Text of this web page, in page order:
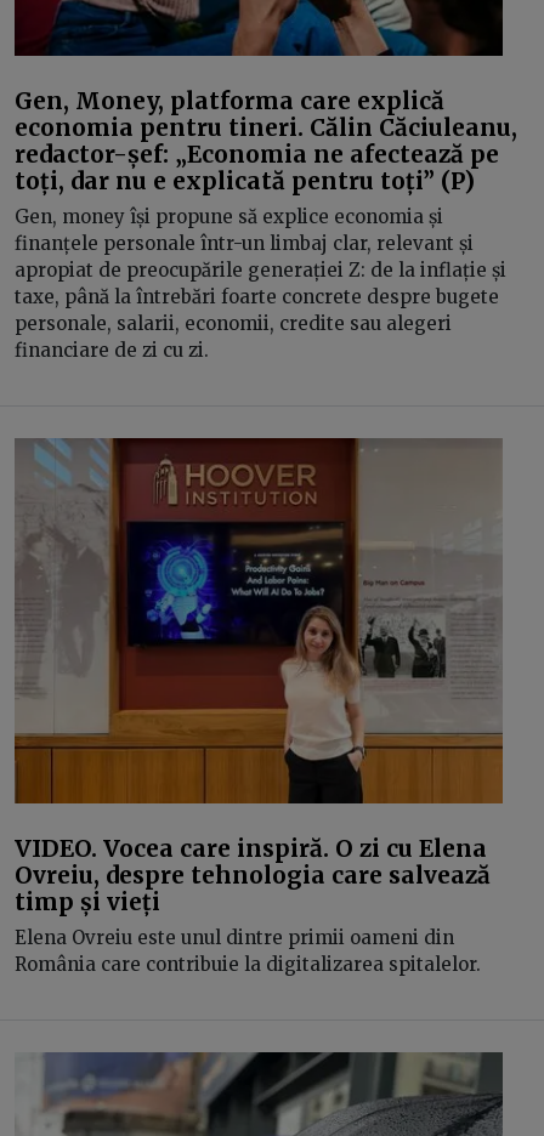
Gen, Money, platforma care explică
economia pentru tineri. Călin Căciuleanu,
redactor-șef: „Economia ne afectează pe
toți, dar nu e explicată pentru toți” (P)
Gen, money își propune să explice economia și
finanțele personale într-un limbaj clar, relevant și
apropiat de preocupările generației Z: de la inflație și
taxe, până la întrebări foarte concrete despre bugete
personale, salarii, economii, credite sau alegeri
financiare de zi cu zi.
VIDEO. Vocea care inspiră. O zi cu Elena
Ovreiu, despre tehnologia care salvează
timp și vieți
Elena Ovreiu este unul dintre primii oameni din
România care contribuie la digitalizarea spitalelor.